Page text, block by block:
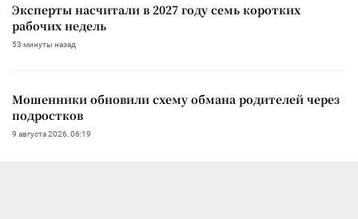
Эксперты насчитали в 2027 году семь коротких
рабочих недель
53 минуты назад
Мошенники обновили схему обмана родителей через
подростков
9 августа 2026, 06:19